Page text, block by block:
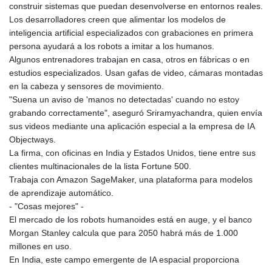
construir sistemas que puedan desenvolverse en entornos reales.
Los desarrolladores creen que alimentar los modelos de
inteligencia artificial especializados con grabaciones en primera
persona ayudará a los robots a imitar a los humanos.
Algunos entrenadores trabajan en casa, otros en fábricas o en
estudios especializados. Usan gafas de video, cámaras montadas
en la cabeza y sensores de movimiento.
"Suena un aviso de 'manos no detectadas' cuando no estoy
grabando correctamente", aseguró Sriramyachandra, quien envía
sus videos mediante una aplicación especial a la empresa de IA
Objectways.
La firma, con oficinas en India y Estados Unidos, tiene entre sus
clientes multinacionales de la lista Fortune 500.
Trabaja con Amazon SageMaker, una plataforma para modelos
de aprendizaje automático.
- "Cosas mejores" -
El mercado de los robots humanoides está en auge, y el banco
Morgan Stanley calcula que para 2050 habrá más de 1.000
millones en uso.
En India, este campo emergente de IA espacial proporciona